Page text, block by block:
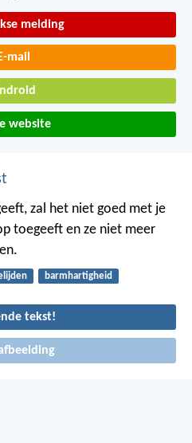
melding
mail
website
zal het niet goed met je
toegeeft en ze niet meer
barmhartigheid
tekst!